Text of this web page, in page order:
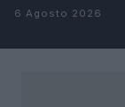
Salta al contenuto
6 Agosto 2026